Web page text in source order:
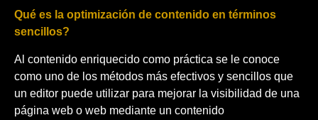
Qué es la optimización de contenido en términos
sencillos?
Al contenido enriquecido como práctica se le conoce
como uno de los métodos más efectivos y sencillos que
un editor puede utilizar para mejorar la visibilidad de una
página web o web mediante un contenido